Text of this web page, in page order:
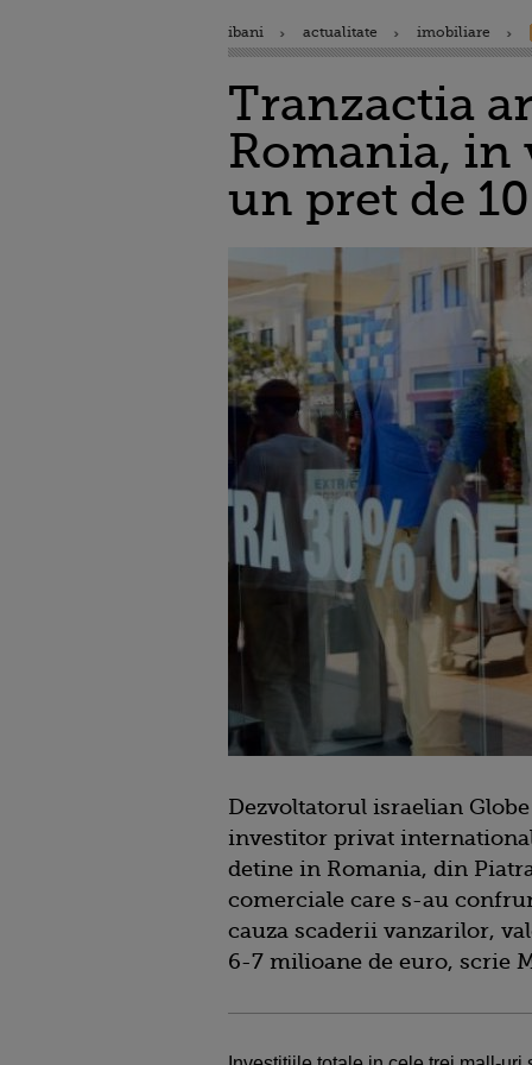
ibani actualitate imobiliare
Tranzactia
Romania, in
un pret de
Dezvoltatorul israelian
investitor privat
detine in Romania, din
comerciale care s-au
cauza scaderii vanzarilor,
6-7 milioane de euro, scrie